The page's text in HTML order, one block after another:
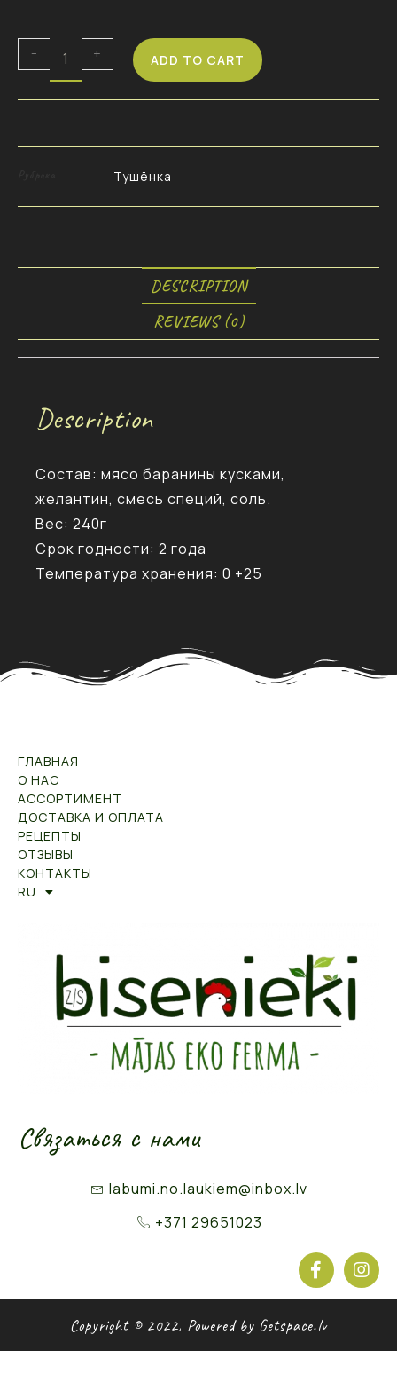
- + ADD TO CART
Тушёнка
DESCRIPTION
REVIEWS (0)
Description
Состав: мясо баранины кусками,
желантин, смесь специй, соль.
Вес: 240г
Срок годности: 2 года
Температура хранения: 0 +25
ГЛАВНАЯ
О НАС
АССОРТИМЕНТ
ДОСТАВКА И ОПЛАТА
РЕЦЕПТЫ
ОТЗЫВЫ
КОНТАКТЫ
RU
Связаться с нами
labumi.no.laukiem@inbox.lv
+371 29651023
Copyright © 2022, Powered by Getspace.lv